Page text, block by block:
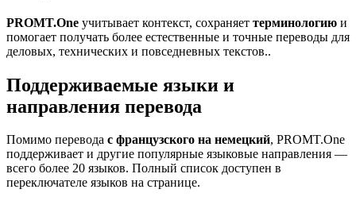
PROMT.One учитывает контекст, сохраняет терминологию и
помогает получать более естественные и точные переводы для
деловых, технических и повседневных текстов..
Поддерживаемые языки и
направления перевода
Помимо перевода с французского на немецкий, PROMT.One
поддерживает и другие популярные языковые направления —
всего более 20 языков. Полный список доступен в
переключателе языков на странице.